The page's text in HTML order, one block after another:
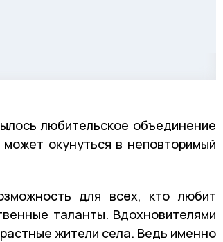
любительское объединение
окунуться в неповторимый
для всех, кто любит
таланты. Вдохновителями
жители села. Ведь именно